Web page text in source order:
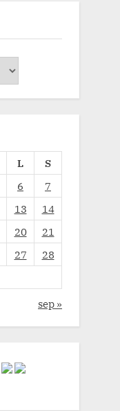
L
S
6
7
13
14
20
21
27
28
sep »